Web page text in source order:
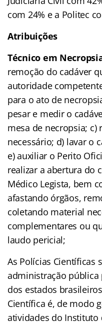
com 24% e a Politec
Atribuições
Técnico em
remoção do cadáver
autoridade
para o ato de
pesar e medir o
mesa de necropsia; c)
necessário; d) lavar o
e) auxiliar o Perito
realizar a abertura do
Médico Legista, bem
afastando órgãos,
coletando material
complementares ou
laudo pericial;
As Polícias Científicas
administração pública
dos estados
Científica é, de modo
atividades do Instituto